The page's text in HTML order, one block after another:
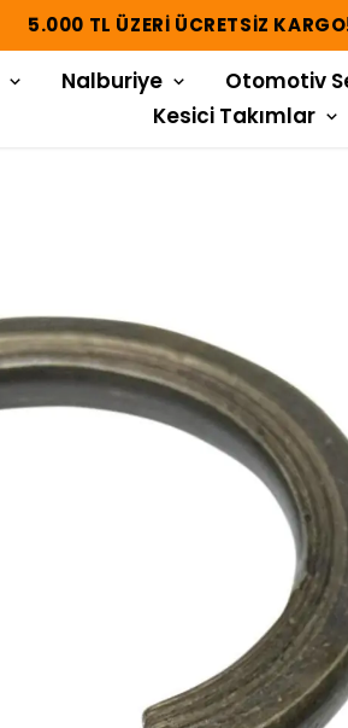
5.000 TL ÜZERI ÜCRETSIZ
Nalburiye Otomotiv
Kesici Takımlar